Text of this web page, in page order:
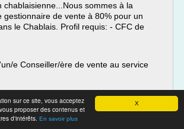
X
sur ce site, vous acceptez
proposer des contenus et
d'intérêts. En savoir plus
chablaisienne...Nous sommes à la
gestionnaire de vente à 80% pour un
le Chablais. Profil requis: - CFC de
e Conseiller/ère de vente au service